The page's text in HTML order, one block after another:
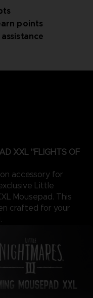
points
XXL "FLIGHTS OF
accessory for
Little
Mousepad. This
crafted for your